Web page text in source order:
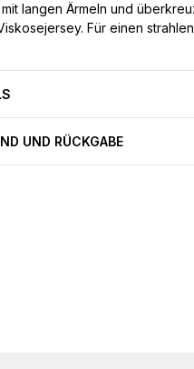
langen Ärmeln und
Für einen
UND RÜCKGABE